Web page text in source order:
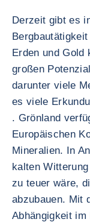
Derzeit gibt es
Erden und Gold
großen
darunter viele
es viele
. Grönland
Europäischen
Mineralien. In
kalten
zu teuer wäre,
abzubauen. Mit
Abhängigkeit